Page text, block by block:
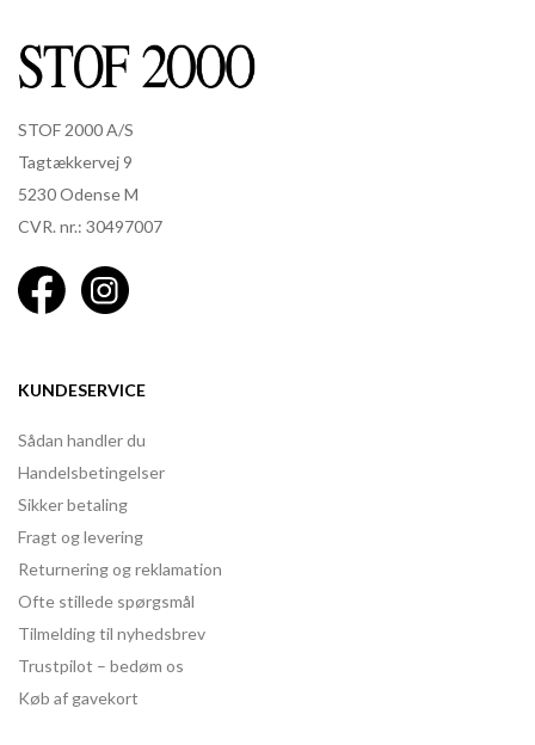
STOF 2000 A/S
Tagtækkervej 9
5230 Odense M
CVR. nr.: 30497007
KUNDESERVICE
Sådan handler du
Handelsbetingelser
Sikker betaling
Fragt og levering
Returnering og reklamation
Ofte stillede spørgsmål
Tilmelding til nyhedsbrev
Trustpilot – bedøm os
Køb af gavekort